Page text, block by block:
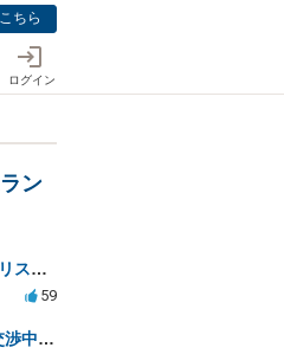
ちら
ログイン
ン
未成年者との不適切なDM、法的リスクと安全対策は？
59
パワハラ被害で退職。慰謝料の交渉中に勤務先側が弁護士を立ててきました